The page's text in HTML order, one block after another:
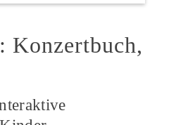
Konzertbuch,